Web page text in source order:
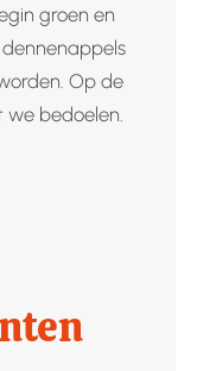
groen en
Op de
bedoelen.